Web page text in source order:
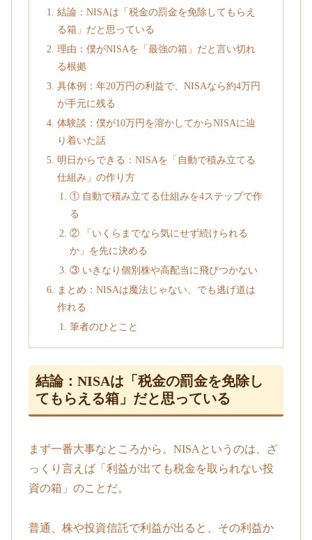
結論：NISAは「税金の罰金を免除してもらえ
る箱」だと思っている
理由：僕がNISAを「最強の箱」だと言い切れ
る根拠
具体例：年20万円の利益で、NISAなら約4万円
が手元に残る
体験談：僕が10万円を溶かしてからNISAに辿
り着いた話
明日からできる：NISAを「自動で積み立てる
仕組み」の作り方
① 自動で積み立てる仕組みを4ステップで作
る
② 「いくらまでなら気にせず続けられる
か」を先に決める
③ いきなり個別株や高配当に飛びつかない
まとめ：NISAは魔法じゃない、でも逃げ道は
作れる
筆者のひとこと
結論：NISAは「税金の罰金を免除し
てもらえる箱」だと思っている
まず一番大事なところから。NISAというのは、ざ
っくり言えば「利益が出ても税金を取られない投
資の箱」のことだ。
普通、株や投資信託で利益が出ると、その利益か